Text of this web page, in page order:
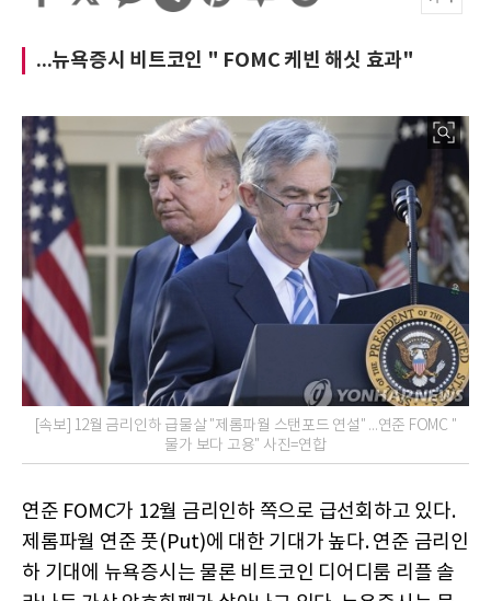
...뉴욕증시 비트코인 " FOMC 케빈 해싯 효과"
[속보] 12월 금리인하 급물살 "제롬파월 스탠포드 연설" ...연준 FOMC "
물가 보다 고용" 사진=연합
연준 FOMC가 12월 금리인하 쪽으로 급선회하고 있다.
제롬파월 연준 풋(Put)에 대한 기대가 높다. 연준 금리인
하 기대에 뉴욕증시는 물론 비트코인 디어디룸 리플 솔